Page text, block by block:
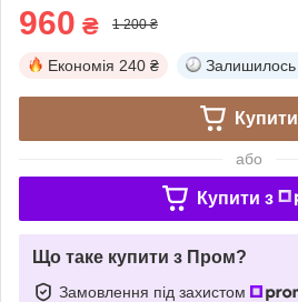
960 ₴ 1 200 ₴
Економія 240 ₴ Залишилось
Купити
або
Купити з
Що таке купити з Пром?
Замовлення під захистом